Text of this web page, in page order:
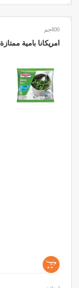
400جم
امريكانا بامية ممتازة 400جم
+